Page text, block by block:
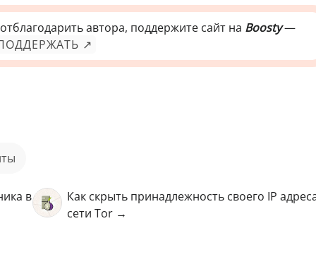
автора, поддержите сайт на Boosty—
↗
в
Как скрыть принадлежность своего IP
сети Tor →